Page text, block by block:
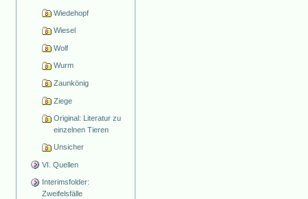
Wiedehopf
Wiesel
Wolf
Wurm
Zaunkönig
Ziege
Original: Literatur zu
einzelnen Tieren
Unsicher
VI. Quellen
Interimsfolder:
Zweifelsfälle